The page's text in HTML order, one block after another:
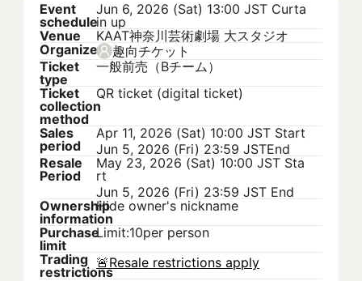
Event
schedule
Jun 6, 2026 (Sat) 13:00 JST Curta
in up
Venue
KAAT神奈川芸術劇場 大スタジオ
Organizer 趣向チケット
Ticket
type
一般前売（Bチーム）
Ticket
collection
method
QR ticket (digital ticket)
Sales
period
Apr 11, 2026 (Sat) 10:00 JST Start
Jun 5, 2026 (Fri) 23:59 JSTEnd
Resale
Period
May 23, 2026 (Sat) 10:00 JST Sta
rt
Jun 5, 2026 (Fri) 23:59 JST End
Ownership
information
Hide owner's nickname
Purchase
limit
Limit:10per person
Trading
restrictions
🚨Resale restrictions apply